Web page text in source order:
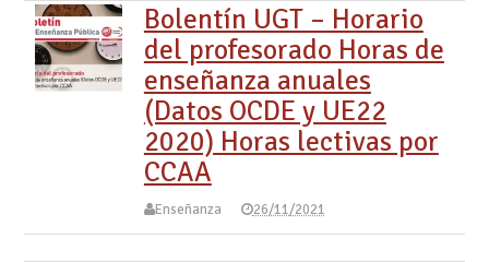
Bolentín UGT – Horario
del profesorado Horas de
enseñanza anuales
(Datos OCDE y UE22
2020) Horas lectivas por
CCAA
Enseñanza 26/11/2021